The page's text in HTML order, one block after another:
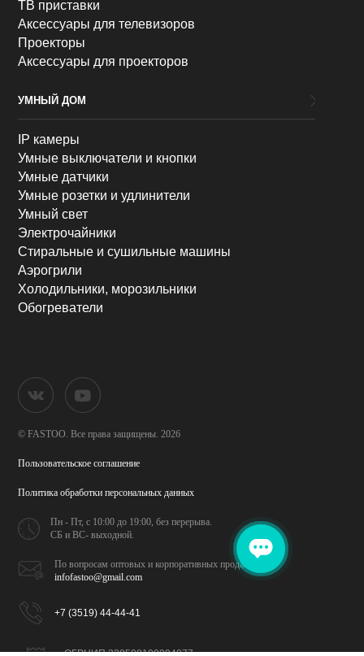
ТВ приставки
Аксессуары для телевизоров
Проекторы
Аксессуары для проекторов
УМНЫЙ ДОМ
IP камеры
Умные выключатели и кнопки
Умные датчики
Умные розетки и удлинители
Умный свет
Электрочайники
Стиральные и сушильные машины
Аэрогрили
Холодильники, морозильники
Обогреватели
© FASTOO. Все права защищены. 2026
Пользовательское соглашение
Политика обработкиперсональных данных
Пн - Пт, с 10:00 до 19:00,без перерыва.
СБ и ВС- выходной.
По вопросам оптовых икорпоративных продаж
infofastoo@gmail.com
+7 (3519) 44-44-41
ОГРНИП 320508100094077